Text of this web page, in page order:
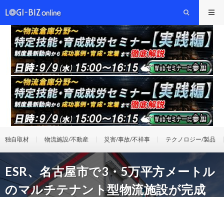
独自取材 物流施設/不動産 災害/事故/不祥事 テクノロジー/製品
ESR、名古屋市で3・5万平方メートル
のマルチテナント型物流施設が完成